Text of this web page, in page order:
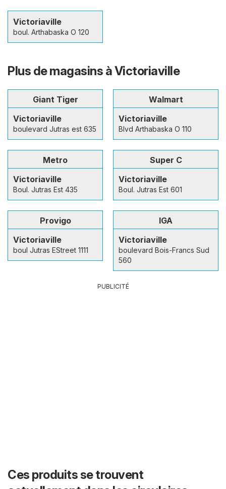
Victoriaville
boul. Arthabaska O 120
Plus de magasins à Victoriaville
Giant Tiger
Victoriaville
boulevard Jutras est 635
Walmart
Victoriaville
Blvd Arthabaska O 110
Metro
Victoriaville
Boul. Jutras Est 435
Super C
Victoriaville
Boul. Jutras Est 601
Provigo
Victoriaville
boul Jutras EStreet 1111
IGA
Victoriaville
boulevard Bois-Francs Sud
560
PUBLICITÉ
Ces produits se trouvent